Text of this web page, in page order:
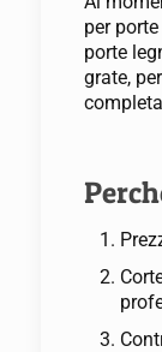
per
porte
grate,